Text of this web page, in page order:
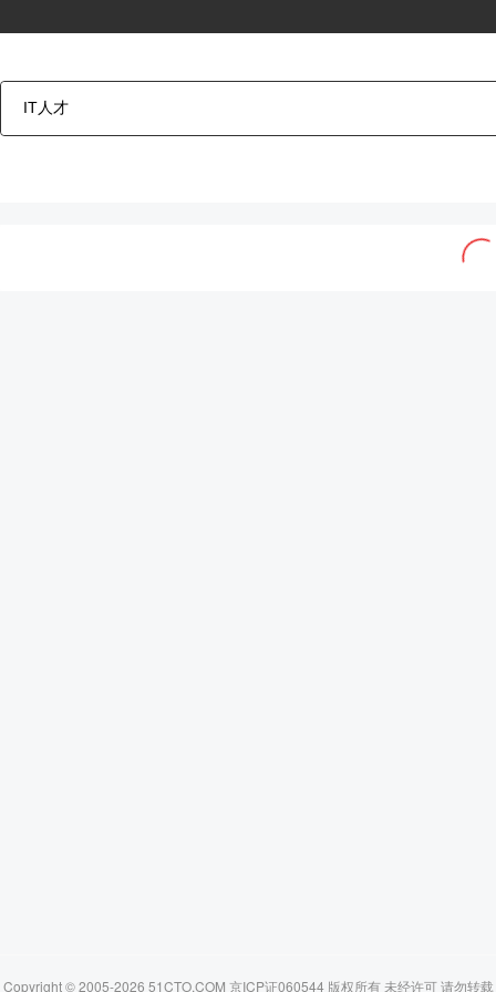
Copyright © 2005-2026 51CTO.COM 京ICP证060544 版权所有 未经许可 请勿转载